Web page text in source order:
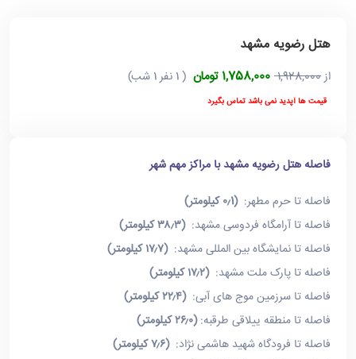
هتل رضویه مشهد
از1,928,000 1,758,000 تومان ( 1 نفر 1 شب)
قیمت ها آپدید نمی باشد تماس بگیرد
فاصله هتل رضویه مشهد با مراکز مهم شهر
فاصله تا حرم مطهر:(۰٫1 کیلومتر)
فاصله تا آرامگاه فردوسی مشهد:(۳۸٫۳ کیلومتر)
فاصله تا نمایشگاه بین المللی مشهد:(۱۷٫۷ کیلومتر)
فاصله تا پارک ملت مشهد:(۱۷٫۲ کیلومتر)
فاصله تا سرزمین موج های آبی:(۲۲٫۴ کیلومتر)
فاصله تا منطقه ییلاقی طرقبه:(۲۶٫۰ کیلومتر)
فاصله تا فرودگاه شهید هاشمی نژاد:(۷٫۶ کیلومتر)